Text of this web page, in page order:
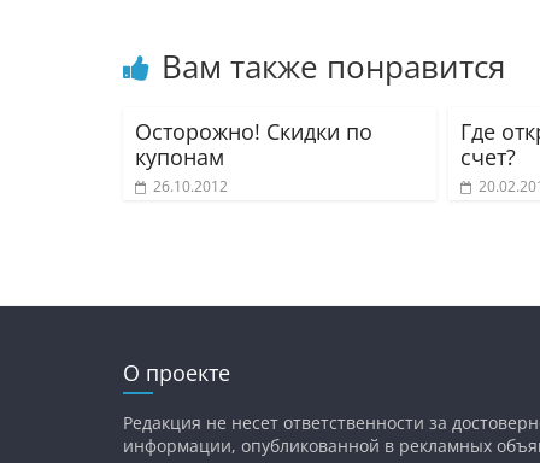
Вам также понравится
Осторожно! Скидки по
купонам
26.10.2012
Где
счет?
О проекте
Редакция не несет ответственности за
информации, опубликованной в рекламных